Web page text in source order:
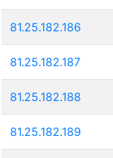
81.25.182.186
81.25.182.187
81.25.182.188
81.25.182.189